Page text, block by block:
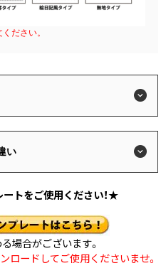
ださい。
い
トをご使用ください！★
場合がございます。
ロードしてご使用くださいませ。